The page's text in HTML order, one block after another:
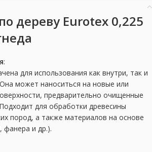
дереву Eurotex 0,225
:
для использования как внутри, так и
может наноситься на новые или
предварительно очищенные
для обработки древесины
пород, а также материалов на основе
и др.).